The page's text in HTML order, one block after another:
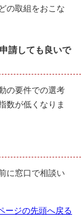
の取組をおこな
請しても良いで
の要件での選考
数が低くなりま
に窓口で相談い
ージの先頭へ戻る